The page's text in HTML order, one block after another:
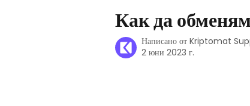
Как да
Написано от Kriptomat
2 юни 2023 г.